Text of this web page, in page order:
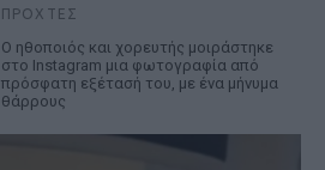
ΠΡΟΧΤΈΣ
Ο ηθοποιός και χορευτής μοιράστηκε
στο Instagram μια φωτογραφία από
πρόσφατη εξέτασή του, με ένα μήνυμα
θάρρους